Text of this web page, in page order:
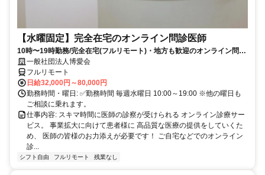
【水曜固定】完全在宅のオンライン問診医師
10時〜19時勤務/完全在宅(フルリモート)・地方も歓迎のオンライン問診
業務一般社団法人博愛会
フルリモート
日給32,000円～80,000円
勤務時間・曜日: ✅勤務時間 毎週水曜日 10:00～19:00 ※他の曜日も
ご相談に乗れます。
仕事内容: スキマ時間に医師の診察が受けられる オンライン診療サー
ビス。 事業拡大に向けて患者様に 高品質な医療の提供をしていくた
め、 医師の皆様のお力添えが必要です！ ご自宅などでのオンライン
診...
シフト自由 フルリモート 残業なし